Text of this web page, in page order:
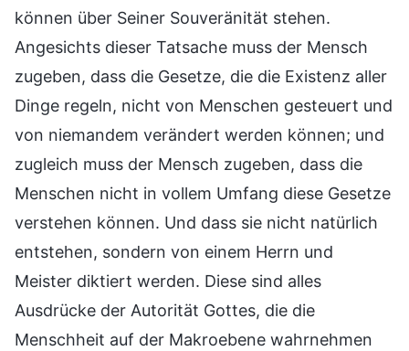
können über Seiner Souveränität stehen.
Angesichts dieser Tatsache muss der Mensch
zugeben, dass die Gesetze, die die Existenz aller
Dinge regeln, nicht von Menschen gesteuert und
von niemandem verändert werden können; und
zugleich muss der Mensch zugeben, dass die
Menschen nicht in vollem Umfang diese Gesetze
verstehen können. Und dass sie nicht natürlich
entstehen, sondern von einem Herrn und
Meister diktiert werden. Diese sind alles
Ausdrücke der Autorität Gottes, die die
Menschheit auf der Makroebene wahrnehmen